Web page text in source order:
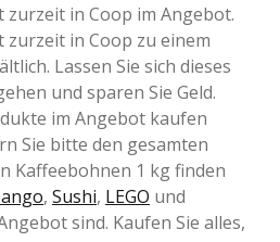
zurzeit in Coop im Angebot.
zurzeit in Coop zu einem
Lassen Sie sich dieses
und sparen Sie Geld.
im Angebot kaufen
Sie bitte den gesamten
Kaffeebohnen 1 kg finden
, Sushi, LEGO und
sind. Kaufen Sie alles,